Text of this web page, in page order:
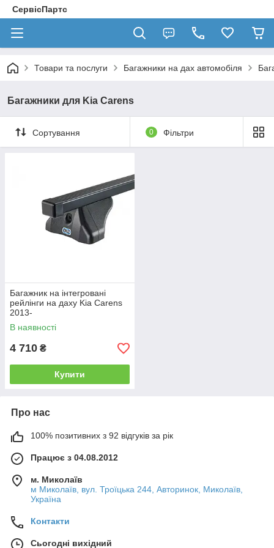
СервісПартс
Товари та послуги Багажники на дах автомобіля
Багажники для Kia Carens
Сортування 0 Фільтри
Багажник на інтегровані
рейлінги на даху Kia Carens
2013-
В наявності
4 710 ₴
Купити
Про нас
100% позитивних з 92 відгуків за рік
Працює з 04.08.2012
м. Миколаїв
м Миколаїв, вул. Троїцька 244, Авторинок, Миколаїв,
Україна
Контакти
Сьогодні вихідний